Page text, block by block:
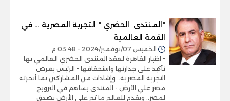
"المنتدى الحضري " التجربة المصرية … في
القمة العالمية
الخميس 07/نوفمبر/2024 - 03:48 م
- اختيار القاهرة لعقد المنتدى الحضري العالمي بها
تأكيد على جدارتها واستحقاقها - الرئيس يعرض
التجربة المصرية.. وإشادات من المشاركين بما أنجزته
مصر علي الأرض - المنتدى يساهم في الترويج
لمصر.. ويقدم للعالم ما تم على الأرض بصدق